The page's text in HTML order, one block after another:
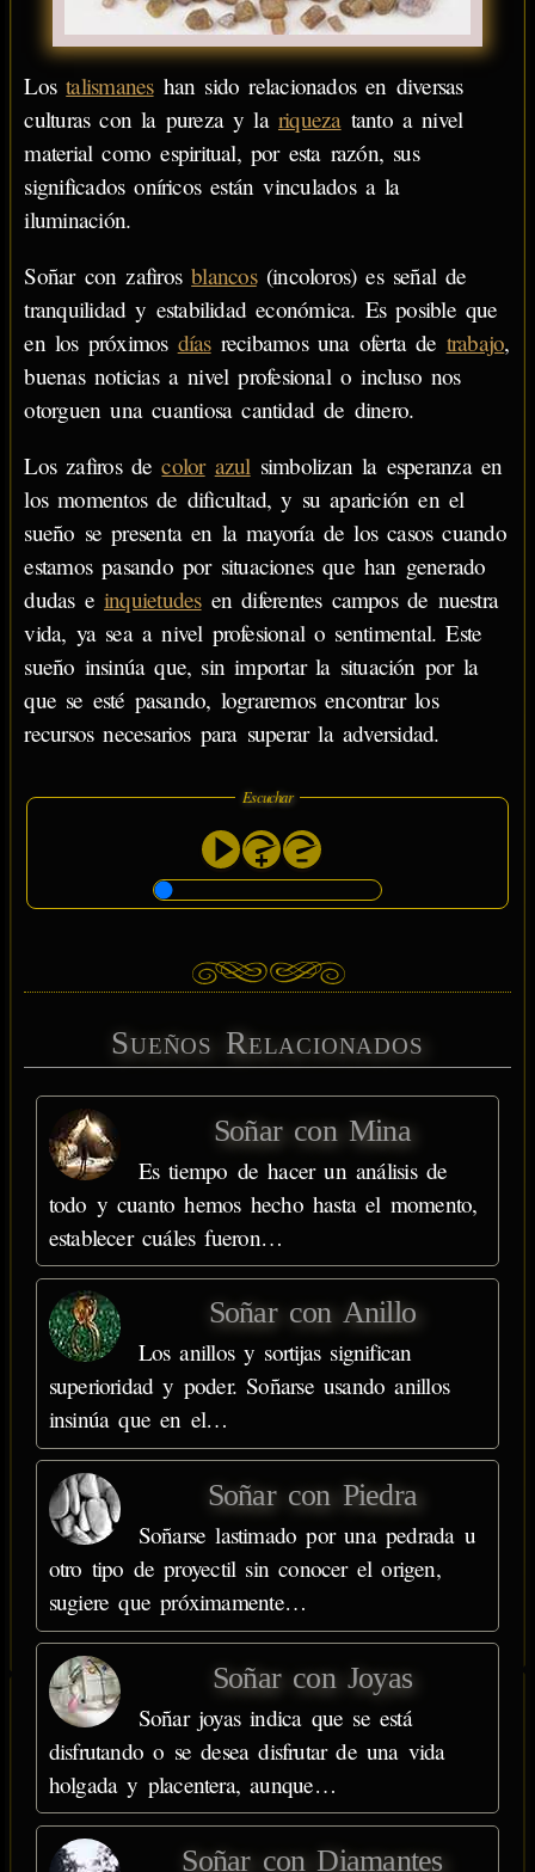
Lostalismaneshan sido relacionados en diversas
culturas con la pureza y la riquezatanto a nivel
material como espiritual, por esta razón, sus
significados oníricos están vinculados a la
iluminación.
Soñar con zafirosblancos(incoloros) es señal de
tranquilidad y estabilidad económica. Es posible que
en los próximos díasrecibamos una oferta de trabajo,
buenas noticias a nivel profesional o incluso nos
otorguen una cuantiosa cantidad de dinero.
Los zafiros decolor azulsimbolizan la esperanza en
los momentos de dificultad, y su aparición en el
sueño se presenta en la mayoría de los casos cuando
estamos pasando por situaciones que han generado
dudas e inquietudesen diferentes campos de nuestra
vida, ya sea a nivel profesional o sentimental. Este
sueño insinúa que, sin importar la situación por la
que se esté pasando, lograremos encontrar los
recursos necesarios para superar la adversidad.
Escuchar
Sueños Relacionados
Soñar con Mina
Es tiempo de hacer un análisis de
todo y cuanto hemos hecho hasta el momento,
establecer cuáles fueron…
Soñar con Anillo
Los anillos y sortijas significan
superioridad y poder. Soñarse usando anillos
insinúa que en el…
Soñar con Piedra
Soñarse lastimado por una pedrada u
otro tipo de proyectil sin conocer el origen,
sugiere que próximamente…
Soñar con Joyas
Soñar joyas indica que se está
disfrutando o se desea disfrutar de una vida
holgada y placentera, aunque…
Soñar con Diamantes